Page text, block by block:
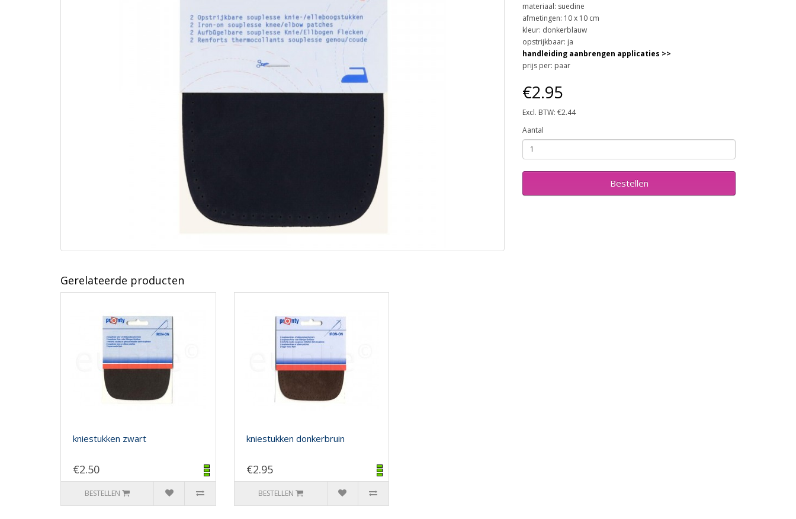
materiaal: suedine
afmetingen: 10 x 10 cm
kleur: donkerblauw
opstrijkbaar: ja
handleiding aanbrengen applicaties >>
prijs per: paar
€2.95
Excl. BTW: €2.44
Aantal
Bestellen
Gerelateerde producten
kniestukken zwart
€2.50
BESTELLEN
kniestukken donkerbruin
€2.95
BESTELLEN